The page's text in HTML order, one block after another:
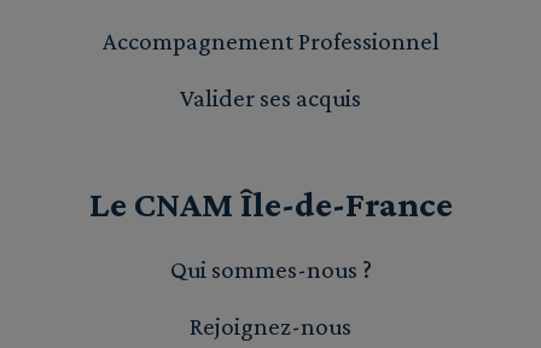
Accompagnement Professionnel
Valider ses acquis
Le CNAM Île-de-France
Qui sommes-nous ?
Rejoignez-nous